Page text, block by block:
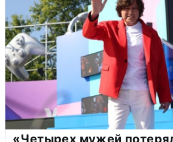
«Четырех мужей